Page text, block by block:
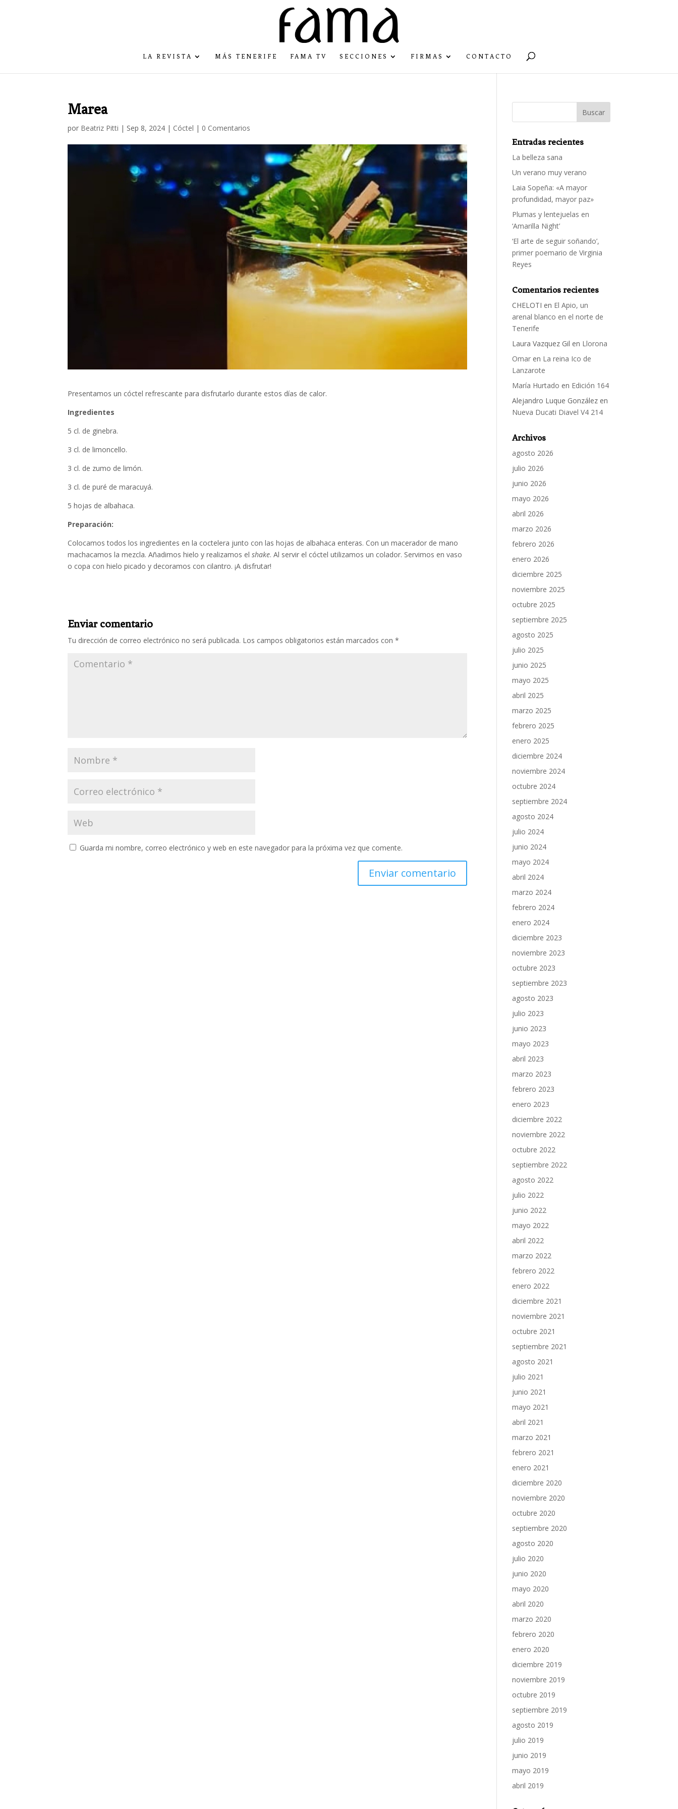
LA REVISTA MÁS TENERIFE FAMA TV SECCIONES FIRMAS CONTACTO
Marea
por Beatriz Pitti | Sep 8, 2024 | Cóctel | 0 Comentarios
Presentamos un cóctel refrescante para disfrutarlo durante estos días de calor.
Ingredientes
5 cl. de ginebra.
3 cl. de limoncello.
3 cl. de zumo de limón.
3 cl. de puré de maracuyá.
5 hojas de albahaca.
Preparación:
Colocamos todos los ingredientes en la coctelera junto con las hojas de albahaca enteras. Con un macerador de mano
machacamos la mezcla. Añadimos hielo y realizamos elshake. Al servir el cóctel utilizamos un colador. Servimos en vaso
o copa con hielo picado y decoramos con cilantro. ¡A disfrutar!
Enviar comentario
Tu dirección de correo electrónico no será publicada. Los campos obligatorios están marcados con*
Guarda mi nombre, correo electrónico y web en este navegador para la próxima vez que comente.
Entradas recientes
La belleza sana
Un verano muy verano
Laia Sopeña: «A mayor
profundidad, mayor paz»
Plumas y lentejuelas en
‘Amarilla Night’
‘El arte de seguir soñando’,
primer poemario de Virginia
Reyes
Comentarios recientes
CHELOTI en El Apio, un
arenal blanco en el norte de
Tenerife
Laura Vazquez Gil en Llorona
Omar en La reina Ico de
Lanzarote
María Hurtado en Edición 164
Alejandro Luque González en
Nueva Ducati Diavel V4 214
Archivos
agosto 2026
julio 2026
junio 2026
mayo 2026
abril 2026
marzo 2026
febrero 2026
enero 2026
diciembre 2025
noviembre 2025
octubre 2025
septiembre 2025
agosto 2025
julio 2025
junio 2025
mayo 2025
abril 2025
marzo 2025
febrero 2025
enero 2025
diciembre 2024
noviembre 2024
octubre 2024
septiembre 2024
agosto 2024
julio 2024
junio 2024
mayo 2024
abril 2024
marzo 2024
febrero 2024
enero 2024
diciembre 2023
noviembre 2023
octubre 2023
septiembre 2023
agosto 2023
julio 2023
junio 2023
mayo 2023
abril 2023
marzo 2023
febrero 2023
enero 2023
diciembre 2022
noviembre 2022
octubre 2022
septiembre 2022
agosto 2022
julio 2022
junio 2022
mayo 2022
abril 2022
marzo 2022
febrero 2022
enero 2022
diciembre 2021
noviembre 2021
octubre 2021
septiembre 2021
agosto 2021
julio 2021
junio 2021
mayo 2021
abril 2021
marzo 2021
febrero 2021
enero 2021
diciembre 2020
noviembre 2020
octubre 2020
septiembre 2020
agosto 2020
julio 2020
junio 2020
mayo 2020
abril 2020
marzo 2020
febrero 2020
enero 2020
diciembre 2019
noviembre 2019
octubre 2019
septiembre 2019
agosto 2019
julio 2019
junio 2019
mayo 2019
abril 2019